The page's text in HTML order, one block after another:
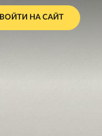
ВОЙТИ НА САЙТ